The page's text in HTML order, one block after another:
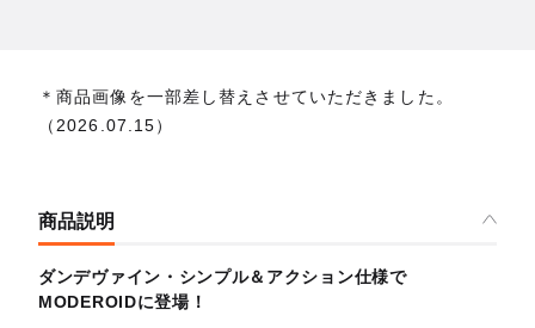
＊商品画像を一部差し替えさせていただきました。
（2026.07.15）
商品説明
ダンデヴァイン・シンプル＆アクション仕様で
MODEROIDに登場！